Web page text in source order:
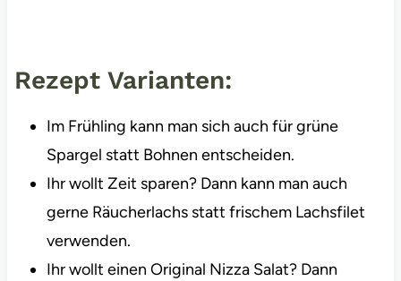
Rezept Varianten:
Im Frühling kann man sich auch für grüne
Spargel statt Bohnen entscheiden.
Ihr wollt Zeit sparen? Dann kann man auch
gerne Räucherlachs statt frischem Lachsfilet
verwenden.
Ihr wollt einen Original Nizza Salat? Dann